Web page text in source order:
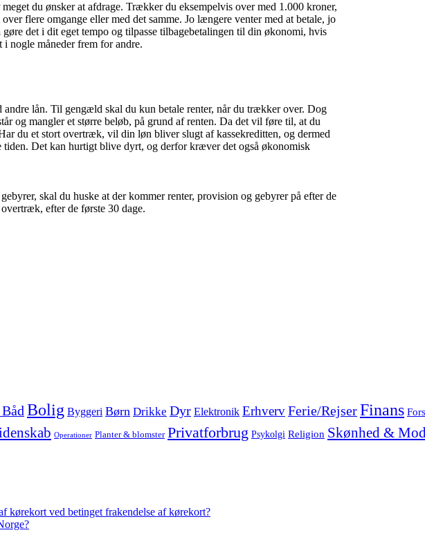
du ønsker at afdrage. Trækker du eksempelvis over med 1.000 kroner,
flere omgange eller med det samme. Jo længere venter med at betale, jo
det i dit eget tempo og tilpasse tilbagebetalingen til din økonomi, hvis
nogle måneder frem for andre.
andre lån. Til gengæld skal du kun betale renter, når du trækker over. Dog
og mangler et større beløb, på grund af renten. Da det vil føre til, at du
du et stort overtræk, vil din løn bliver slugt af kassekreditten, og dermed
tiden. Det kan hurtigt blive dyrt, og derfor kræver det også økonomisk
skal du huske at der kommer renter, provision og gebyrer på efter de
efter de første 30 dage.
Bolig Byggeri Børn Drikke Dyr Elektronik ErhvervFerie/RejserFinans
Operationer Planter & blomster Privatforbrug Psykolgi Religion Skønhed &
kørekort ved betinget frakendelse af kørekort?